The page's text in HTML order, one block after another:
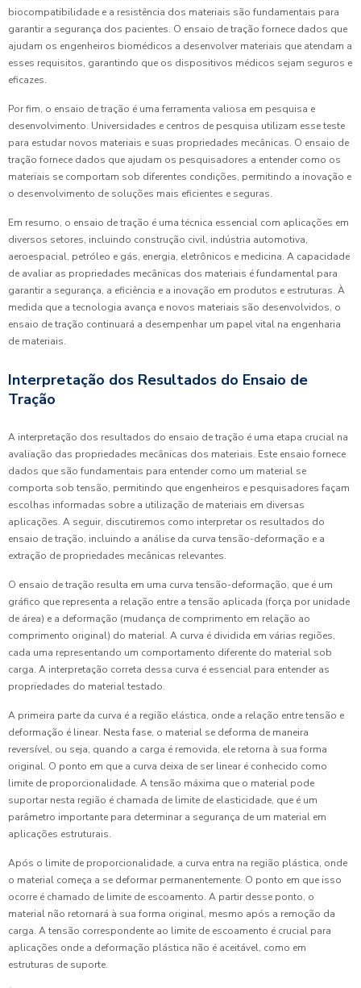
biocompatibilidade e a resistência dos materiais são fundamentais para
garantir a segurança dos pacientes. O ensaio de tração fornece dados que
ajudam os engenheiros biomédicos a desenvolver materiais que atendam a
esses requisitos, garantindo que os dispositivos médicos sejam seguros e
eficazes.
Por fim, o ensaio de tração é uma ferramenta valiosa em pesquisa e
desenvolvimento. Universidades e centros de pesquisa utilizam esse teste
para estudar novos materiais e suas propriedades mecânicas. O ensaio de
tração fornece dados que ajudam os pesquisadores a entender como os
materiais se comportam sob diferentes condições, permitindo a inovação e
o desenvolvimento de soluções mais eficientes e seguras.
Em resumo, o ensaio de tração é uma técnica essencial com aplicações em
diversos setores, incluindo construção civil, indústria automotiva,
aeroespacial, petróleo e gás, energia, eletrônicos e medicina. A capacidade
de avaliar as propriedades mecânicas dos materiais é fundamental para
garantir a segurança, a eficiência e a inovação em produtos e estruturas. À
medida que a tecnologia avança e novos materiais são desenvolvidos, o
ensaio de tração continuará a desempenhar um papel vital na engenharia
de materiais.
Interpretação dos Resultados do Ensaio de
Tração
A interpretação dos resultados do ensaio de tração é uma etapa crucial na
avaliação das propriedades mecânicas dos materiais. Este ensaio fornece
dados que são fundamentais para entender como um material se
comporta sob tensão, permitindo que engenheiros e pesquisadores façam
escolhas informadas sobre a utilização de materiais em diversas
aplicações. A seguir, discutiremos como interpretar os resultados do
ensaio de tração, incluindo a análise da curva tensão-deformação e a
extração de propriedades mecânicas relevantes.
O ensaio de tração resulta em uma curva tensão-deformação, que é um
gráfico que representa a relação entre a tensão aplicada (força por unidade
de área) e a deformação (mudança de comprimento em relação ao
comprimento original) do material. A curva é dividida em várias regiões,
cada uma representando um comportamento diferente do material sob
carga. A interpretação correta dessa curva é essencial para entender as
propriedades do material testado.
A primeira parte da curva é a região elástica, onde a relação entre tensão e
deformação é linear. Nesta fase, o material se deforma de maneira
reversível, ou seja, quando a carga é removida, ele retorna à sua forma
original. O ponto em que a curva deixa de ser linear é conhecido como
limite de proporcionalidade. A tensão máxima que o material pode
suportar nesta região é chamada de limite de elasticidade, que é um
parâmetro importante para determinar a segurança de um material em
aplicações estruturais.
Após o limite de proporcionalidade, a curva entra na região plástica, onde
o material começa a se deformar permanentemente. O ponto em que isso
ocorre é chamado de limite de escoamento. A partir desse ponto, o
material não retornará à sua forma original, mesmo após a remoção da
carga. A tensão correspondente ao limite de escoamento é crucial para
aplicações onde a deformação plástica não é aceitável, como em
estruturas de suporte.